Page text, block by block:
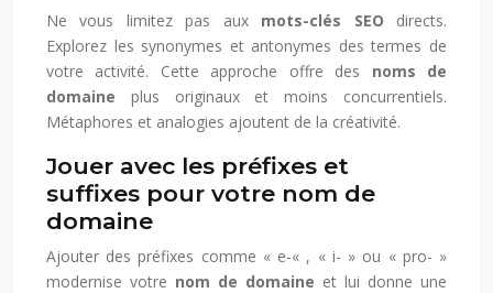
Ne vous limitez pas aux mots-clés SEO directs.
Explorez les synonymes et antonymes des termes de
votre activité. Cette approche offre des noms de
domaine plus originaux et moins concurrentiels.
Métaphores et analogies ajoutent de la créativité.
Jouer avec les préfixes et
suffixes pour votre nom de
domaine
Ajouter des préfixes comme « e-« , « i- » ou « pro- »
modernise votre nom de domaine et lui donne une